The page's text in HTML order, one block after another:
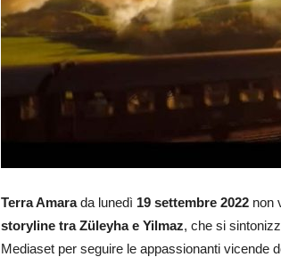
Terra Amarada lunedì 19 settembre 2022 non
storyline tra Züleyha e Yilmaz, che si
Mediaset per seguire le appassionanti vicende